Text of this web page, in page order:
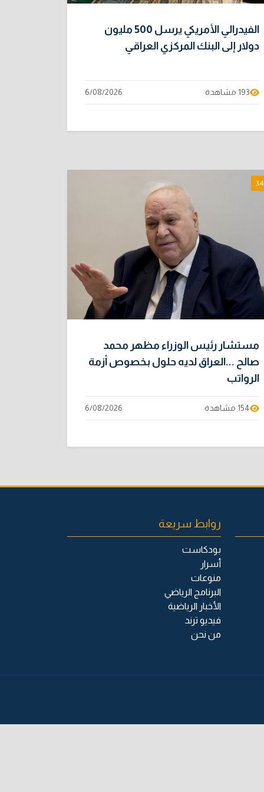
الفيدرالي الأمريكي يرسل 500 مليون
دولار إلى البنك المركزي العراقي
193 مشاهدة 6/08/2026
مستشار رئيس الوزراء مظهر محمد
صالح ...العراق لديه حلول بخصوص أزمة
الرواتب
154 مشاهدة 6/08/2026
روابط سريعة
بودكاست
أسرار
منوعات
البرنامج الرياضي
الأخبار الرياضية
فيديو ترند
من نحن